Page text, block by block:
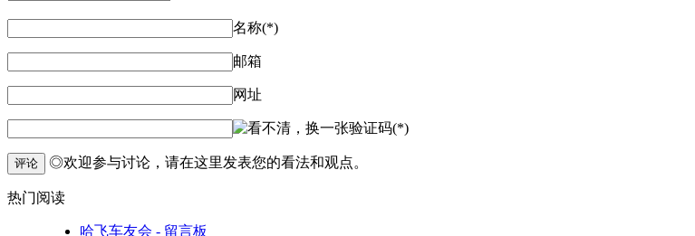
名称(*)
邮箱
网址
验证码(*)
评论 ◎欢迎参与讨论，请在这里发表您的看法和观点。
热门阅读
哈飞车友会 - 留言板